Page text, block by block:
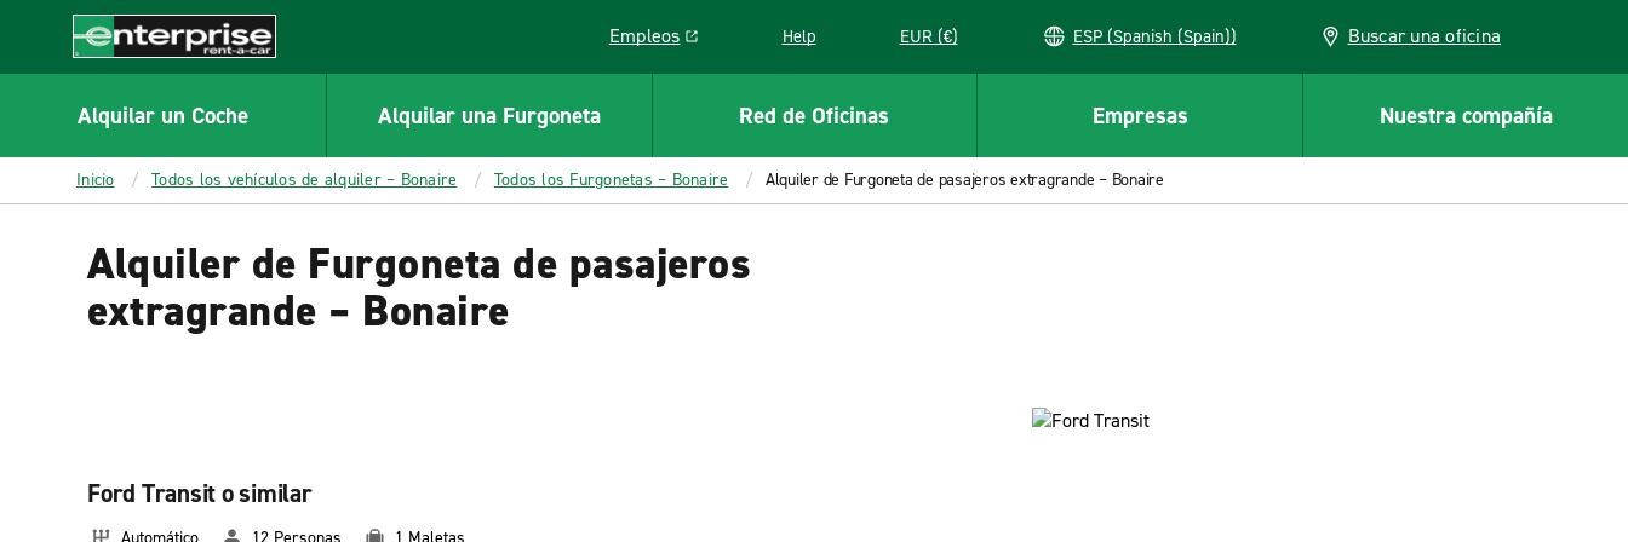
CONTENT
Enterprise
Empleos
Link opens in a new window
Help EUR (€) ESP (Spanish (Spain)) Buscar una oficina
Alquilar un Coche Alquilar una Furgoneta Red de Oficinas Empresas Nuestra compañía
Inicio Todos los vehículos de alquiler – Bonaire Todos los Furgonetas – Bonaire Alquiler de Furgoneta de pasajeros extragrande – Bonaire
Alquiler de Furgoneta de pasajeros
extragrande – Bonaire
Ford Transit o similar
Automático 12 Personas 1 Maletas